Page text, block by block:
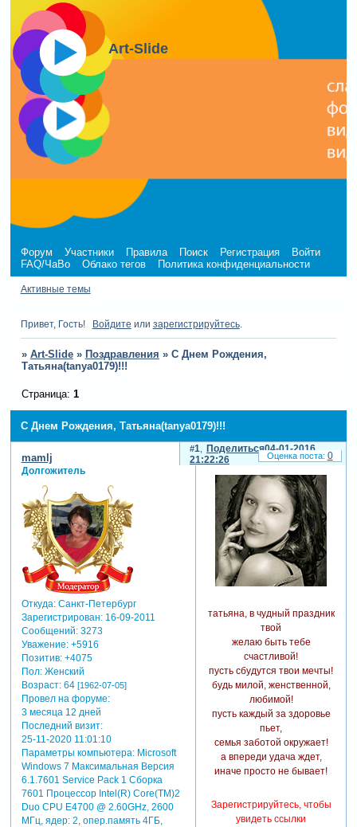
Art-Slide
Форум Участники Правила Поиск Регистрация
Войти
FAQ/ЧаВо
Облако тегов Политика конфиденциальности
Активные темы
Привет, Гость! Войдите или зарегистрируйтесь.
» Art-Slide » Поздравления » С Днем Рождения,
Татьяна(tanya0179)!!!
С Днем Рождения, Татьяна(tanya0179)!!!
Страница: 1
Поделиться
1
04-01-2016
21:22:26
mamlj
Долгожитель
Откуда:Санкт-Петербург
Зарегистрирован: 16-09-2011
Сообщений:3273
Уважение: +5916
Позитив: +4075
Пол:Женский
Возраст:64 [1962-07-05]
Провел на форуме:
3 месяца 12 дней
Последний визит:
25-11-2020 11:01:10
Параметры компьютера:Microsoft
Windows 7 Максимальная Версия
6.1.7601 Service Pack 1 Сборка
7601 Процессор Intel(R) Core(TM)2
Duo CPU E4700 @ 2.60GHz, 2600
МГц, ядер: 2, опер.память 4ГБ,
татьяна, в чудный праздник
твой
желаю быть тебе
счастливой!
пусть сбудутся твои мечты!
будь милой, женственной,
любимой!
пусть каждый за здоровье
пьет,
семья заботой окружает!
а впереди удача ждет,
иначе просто не бывает!
Зарегистрируйтесь, чтобы
увидеть ссылки
0